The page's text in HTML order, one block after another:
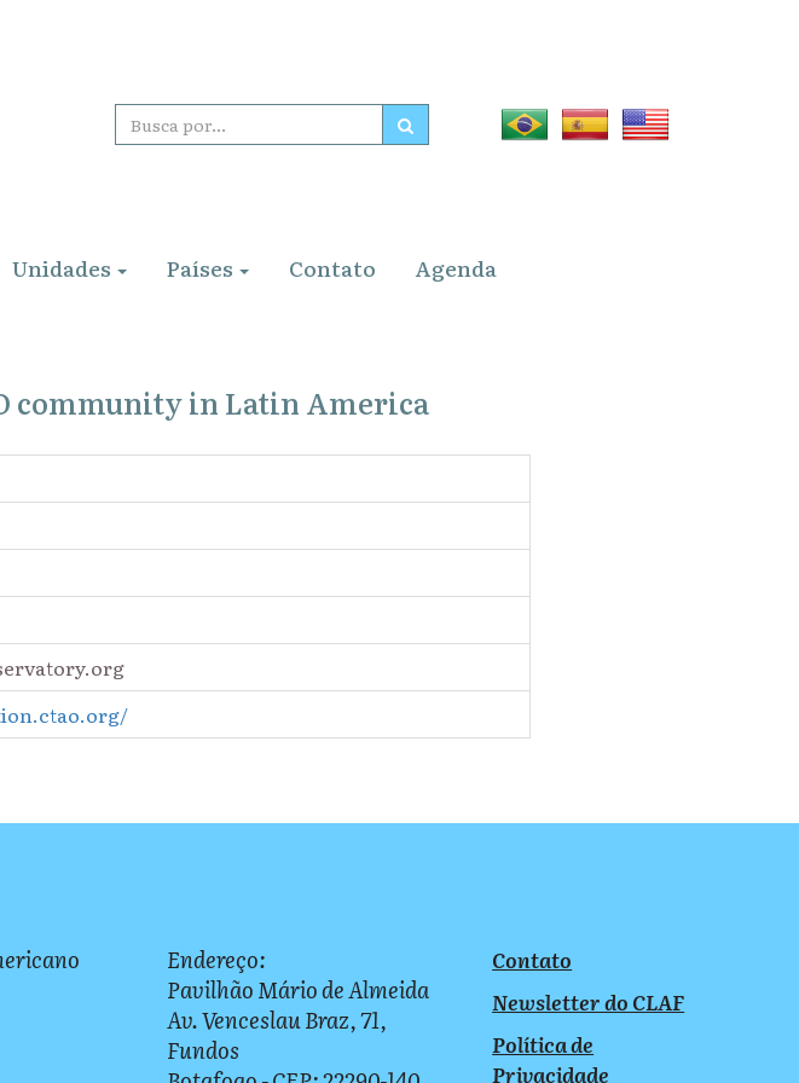
Unidades Países Contato Agenda
community in Latin America
Endereço:
Pavilhão Mário de Almeida
Av. Venceslau Braz, 71,
Fundos
Contato
Newsletter do CLAF
Política de
Privacidade